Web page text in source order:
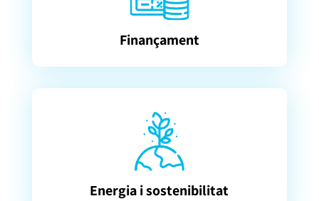
Finançament
Energia i sostenibilitat